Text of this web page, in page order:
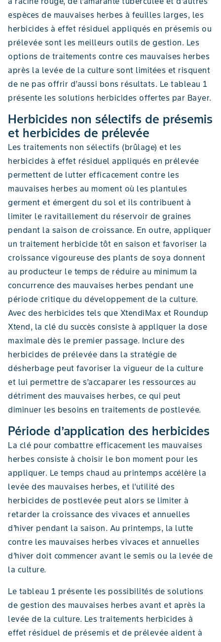
espèces de mauvaises herbes à feuilles larges, les
herbicides à effet résiduel appliqués en présemis ou
prélevée sont les meilleurs outils de gestion. Les
options de traitements contre ces mauvaises herbes
après la levée de la culture sont limitées et risquent
de ne pas offrir d’aussi bons résultats. Le tableau 1
présente les solutions herbicides offertes par Bayer.
Herbicides non sélectifs de présemis
et herbicides de prélevée
Les traitements non sélectifs (brûlage) et les
herbicides à effet résiduel appliqués en prélevée
permettent de lutter efficacement contre les
mauvaises herbes au moment où les plantules
germent et émergent du sol et ils contribuent à
limiter le ravitaillement du réservoir de graines
pendant la saison de croissance. En outre, appliquer
un traitement herbicide tôt en saison et favoriser la
croissance vigoureuse des plants de soya donnent
au producteur le temps de réduire au minimum la
concurrence des mauvaises herbes pendant une
période critique du développement de la culture.
Avec des herbicides tels que XtendiMax et Roundup
Xtend, la clé du succès consiste à appliquer la dose
maximale dès le premier passage. Inclure des
herbicides de prélevée dans la stratégie de
désherbage peut favoriser la vigueur de la culture
et lui permettre de s’accaparer les ressources au
détriment des mauvaises herbes, ce qui peut
diminuer les besoins en traitements de postlevée.
Période d’application des herbicides
La clé pour combattre efficacement les mauvaises
herbes consiste à choisir le bon moment pour les
appliquer. Le temps chaud au printemps accélère la
levée des mauvaises herbes, et l’utilité des
herbicides de postlevée peut alors se limiter à
retarder la croissance des vivaces et annuelles
d’hiver pendant la saison. Au printemps, la lutte
contre les mauvaises herbes vivaces et annuelles
d’hiver doit commencer avant le semis ou la levée de
la culture.
Le tableau 1 présente les possibilités de solutions
de gestion des mauvaises herbes avant et après la
levée de la culture. Les traitements herbicides à
effet résiduel de présemis et de prélevée aident à